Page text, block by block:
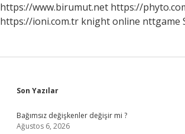
https://www.birumut.net https://
https://ioni.com.tr knight online nttgame
Sidebar
Son Yazılar
Bağımsız değişkenler değişir mi ?
Ağustos 6, 2026